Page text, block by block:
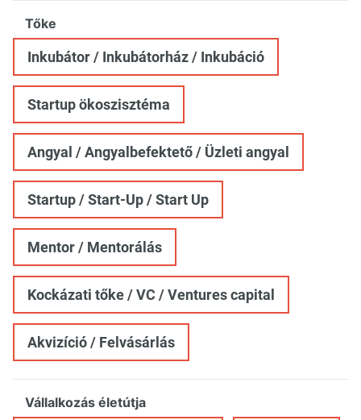
Tőke
Inkubátor / Inkubátorház / Inkubáció
Startup ökoszisztéma
Angyal / Angyalbefektető / Üzleti angyal
Startup / Start-Up / Start Up
Mentor / Mentorálás
Kockázati tőke / VC / Ventures capital
Akvizíció / Felvásárlás
Vállalkozás életútja